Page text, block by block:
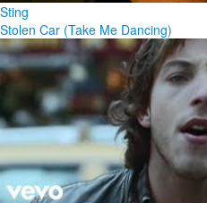
Sting
Stolen Car (Take Me Dancing)